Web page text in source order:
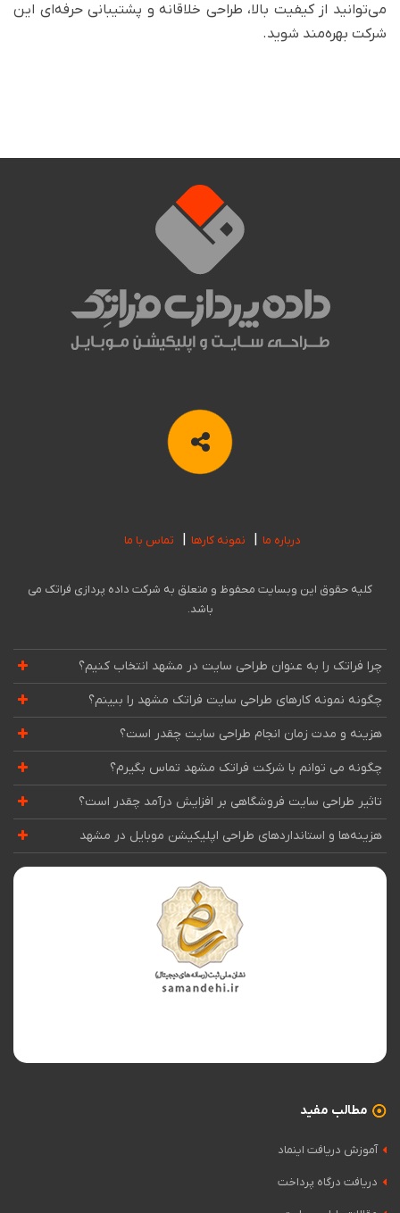
می‌توانید از کیفیت بالا، طراحی خلاقانه و پشتیبانی حرفه‌ای این
شرکت بهره‌مند شوید.
درباره ما نمونه کارها تماس با ما
کلیه حقوق این وبسایت محفوظ و متعلق به شرکت داده پردازی فراتک می
باشد.
چرا فراتک را به عنوان طراحی سایت در مشهد انتخاب کنیم؟
چگونه نمونه کارهای طراحی سایت فراتک مشهد را ببینم؟
هزینه و مدت زمان انجام طراحی سایت چقدر است؟
چگونه می توانم با شرکت فراتک مشهد تماس بگیرم؟
تاثیر طراحی سایت فروشگاهی بر افزایش درآمد چقدر است؟
هزینه‌ها و استانداردهای طراحی اپلیکیشن موبایل در مشهد
مطالب مفید
آموزش دریافت اینماد
دریافت درگاه پرداخت